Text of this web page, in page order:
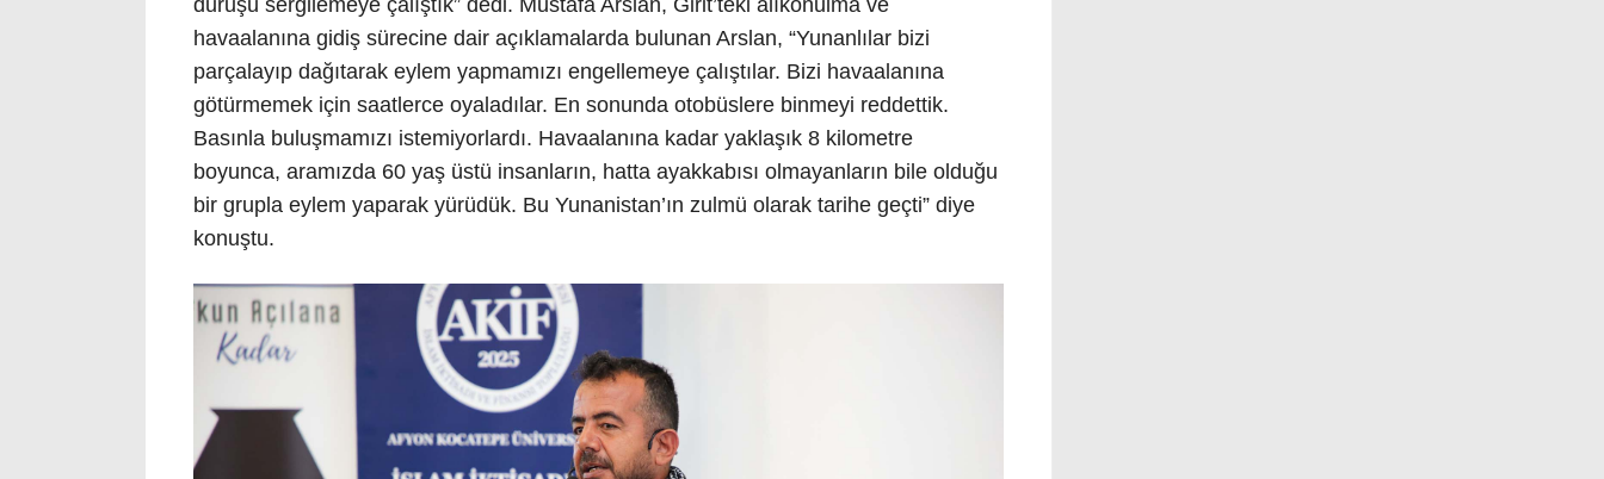
duruşu sergilemeye çalıştık” dedi. Mustafa Arslan, Girit’teki alıkonulma ve
havaalanına gidiş sürecine dair açıklamalarda bulunan Arslan, “Yunanlılar bizi
parçalayıp dağıtarak eylem yapmamızı engellemeye çalıştılar. Bizi havaalanına
götürmemek için saatlerce oyaladılar. En sonunda otobüslere binmeyi reddettik.
Basınla buluşmamızı istemiyorlardı. Havaalanına kadar yaklaşık 8 kilometre
boyunca, aramızda 60 yaş üstü insanların, hatta ayakkabısı olmayanların bile olduğu
bir grupla eylem yaparak yürüdük. Bu Yunanistan’ın zulmü olarak tarihe geçti” diye
konuştu.